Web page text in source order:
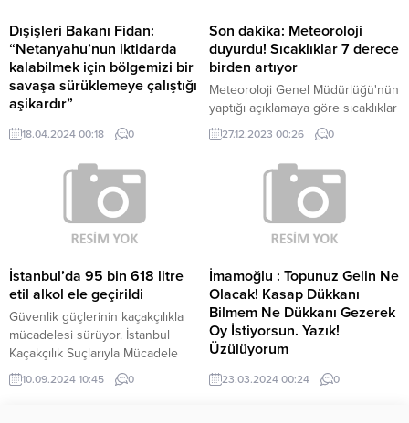
Dışişleri Bakanı Fidan:
“Netanyahu’nun iktidarda
kalabilmek için bölgemizi bir
savaşa sürüklemeye çalıştığı
aşikardır”
Dışişleri Bakanı Hakan Fidan,
Katar Başbakanı ve Dışişleri
Bakanı Mohammed bin
Abdulrahman Al-Thani ile
düzenlediği ortak basın
toplantısında, "Netanyahu'nun
iktidarda kalabilmek için bölgemizi
aşikardır" ifadelerini kullanarak,
"Biz bölge ülkeleri olarak...
18.04.2024 00:18 0
Son dakika: Meteoroloji
duyurdu! Sıcaklıklar 7 derece
birden artıyor
Meteoroloji Genel Müdürlüğü'nün
yaptığı açıklamaya göre sıcaklıklar
mevsim normallerinin üzerine
çıkıyor. İşte yeni rapordaki
27.12.2023 00:26 0
İstanbul’da 95 bin 618 litre
etil alkol ele geçirildi
Güvenlik güçlerinin kaçakçılıkla
mücadelesi sürüyor. İstanbul
Kaçakçılık Suçlarıyla Mücadele
Şube Müdürlüğü ekipleri, sahte
üretilen ve yasa dışı yollarla yurda
10.09.2024 10:45 0
İmamoğlu : Topunuz Gelin Ne
Olacak! Kasap Dükkanı
Bilmem Ne Dükkanı Gezerek
Oy İstiyorsun. Yazık!
Üzülüyorum
İBB Başkanı Ekrem İmamoğlu,
Kağıthane ve Sarıyer’i kapsayan,
23.03.2024 00:24 0